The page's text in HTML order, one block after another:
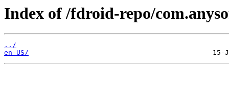
Index of /fdroid-repo/
../
en-US/